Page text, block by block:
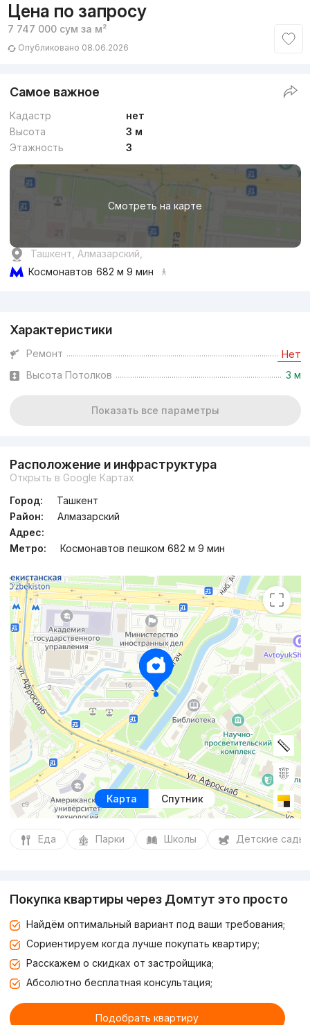
Цена по запросу
7 747 000 сум за м²
Опубликовано 08.06.2026
Самое важное
Кадастр
нет
Высота
3 м
Этажность
3
Смотреть на карте
Ташкент, Алмазарский,
Космонавтов 682 м 9 мин
Характеристики
Ремонт Нет
Высота Потолков 3 м
Показать все параметры
Расположение и инфраструктура
Открыть в Google Картах
Город:
Ташкент
Район:
Алмазарский
Адрес:
Метро:
Космонавтов пешком 682 м 9 мин
Карта Спутник
Еда Парки Школы Детские сады
Покупка квартиры через Домтут это просто
Найдём оптимальный вариант под ваши требования;
Сориентируем когда лучше покупать квартиру;
Расскажем о скидках от застройщика;
Абсолютно бесплатная консультация;
Подобрать квартиру